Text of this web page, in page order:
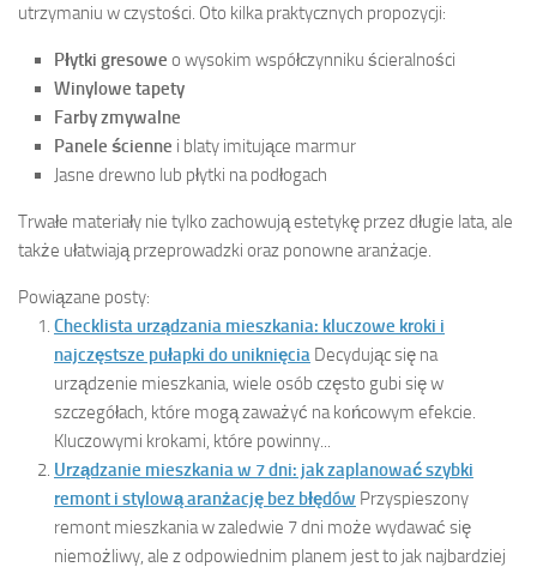
utrzymaniu w czystości. Oto kilka praktycznych propozycji:
Płytki gresowe o wysokim współczynniku ścieralności
Winylowe tapety
Farby zmywalne
Panele ścienne i blaty imitujące marmur
Jasne drewno lub płytki na podłogach
Trwałe materiały nie tylko zachowują estetykę przez długie lata, ale
także ułatwiają przeprowadzki oraz ponowne aranżacje.
Powiązane posty:
Checklista urządzania mieszkania: kluczowe kroki i
najczęstsze pułapki do uniknięcia Decydując się na
urządzenie mieszkania, wiele osób często gubi się w
szczegółach, które mogą zaważyć na końcowym efekcie.
Kluczowymi krokami, które powinny...
Urządzanie mieszkania w 7 dni: jak zaplanować szybki
remont i stylową aranżację bez błędów Przyspieszony
remont mieszkania w zaledwie 7 dni może wydawać się
niemożliwy, ale z odpowiednim planem jest to jak najbardziej